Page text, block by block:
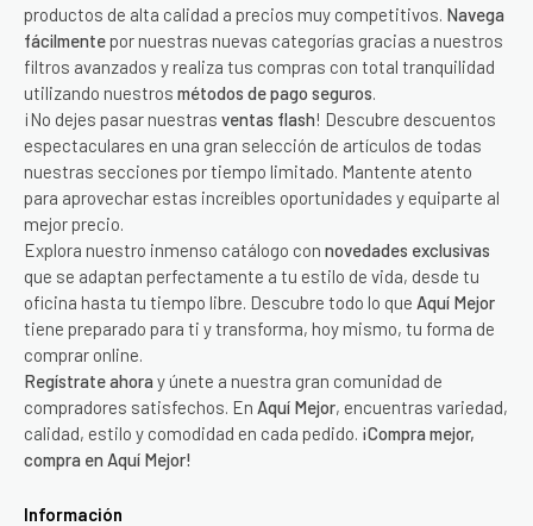
productos de alta calidad a precios muy competitivos. Navega
fácilmente por nuestras nuevas categorías gracias a nuestros
filtros avanzados y realiza tus compras con total tranquilidad
utilizando nuestros métodos de pago seguros.
¡No dejes pasar nuestras ventas flash! Descubre descuentos
espectaculares en una gran selección de artículos de todas
nuestras secciones por tiempo limitado. Mantente atento
para aprovechar estas increíbles oportunidades y equiparte al
mejor precio.
Explora nuestro inmenso catálogo con novedades exclusivas
que se adaptan perfectamente a tu estilo de vida, desde tu
oficina hasta tu tiempo libre. Descubre todo lo que Aquí Mejor
tiene preparado para ti y transforma, hoy mismo, tu forma de
comprar online.
Regístrate ahora y únete a nuestra gran comunidad de
compradores satisfechos. En Aquí Mejor, encuentras variedad,
calidad, estilo y comodidad en cada pedido. ¡Compra mejor,
compra en Aquí Mejor!
Información